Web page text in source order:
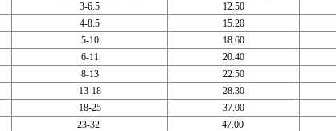
3-6.5 12.50
4-8.5 15.20
5-10 18.60
6-11 20.40
8-13 22.50
13-18 28.30
18-25 37.00
23-32 47.00